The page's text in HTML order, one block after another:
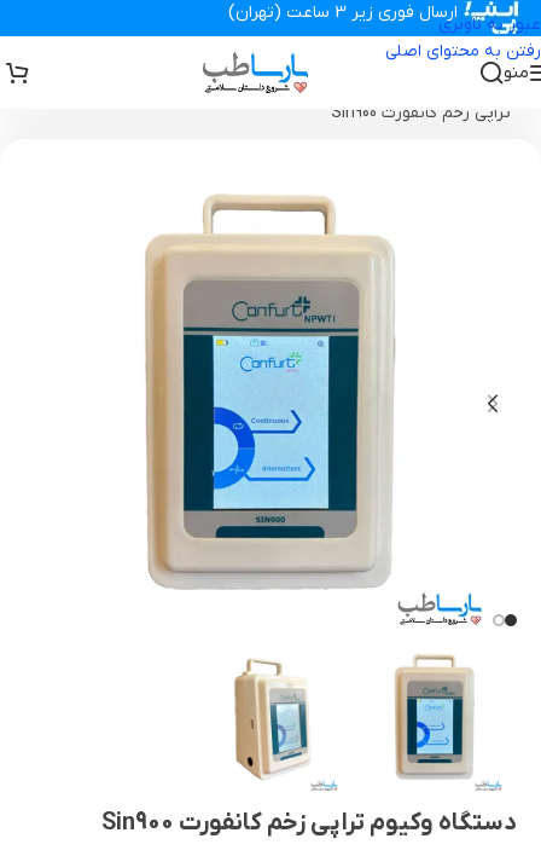
عبور به ناوبری
رفتن به محتوای اصلی
ارسال فوری زیر 3 ساعت (تهران)
منو
تجهیزات پزشکی پارساطب محصولات وکیوم تراپی زخم
دستگاه وکیوم‌
تراپی زخم کانفورت Sin900
دستگاه وکیوم‌ تراپی زخم کانفورت Sin900